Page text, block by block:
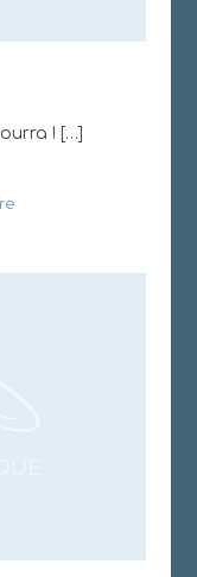
! […]